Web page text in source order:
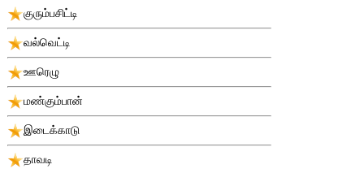
குரும்பசிட்டி
வல்வெட்டி
ஊரெழு
மண்கும்பான்
இடைக்காடு
தாவடி